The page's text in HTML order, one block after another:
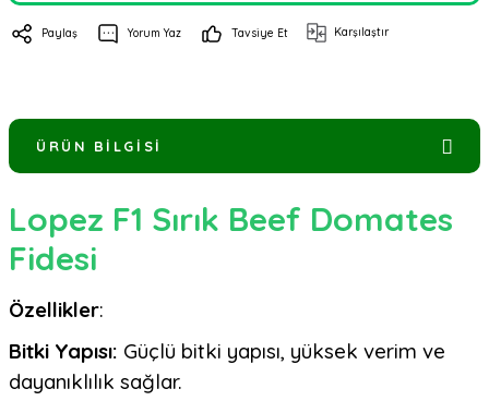
Paylaş Yorum Yaz Tavsiye Et Karşılaştır
ÜRÜN BILGISI
Lopez F1 Sırık Beef Domates
Fidesi
Özellikler:
Bitki Yapısı: Güçlü bitki yapısı, yüksek verim ve
dayanıklılık sağlar.